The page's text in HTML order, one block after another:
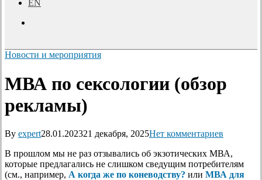
EN
Новости и мероприятия
МВА по сексологии (обзор
рекламы)
By expert28.01.202321 декабря, 2025Нет комментариев
В прошлом мы не раз отзывались об экзотических МВА,
которые предлагались не слишком сведущим потребителям
(см., например, А когда же по коневодству? или МВА для